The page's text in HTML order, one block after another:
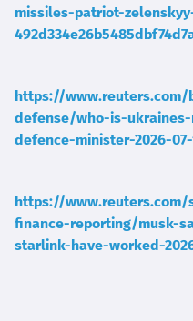
missiles-patriot-
https://www.reuters.com/
defense/who-is-
defence-minister-2026-
https://
finance-reporting/musk-
starlink-have-worked-